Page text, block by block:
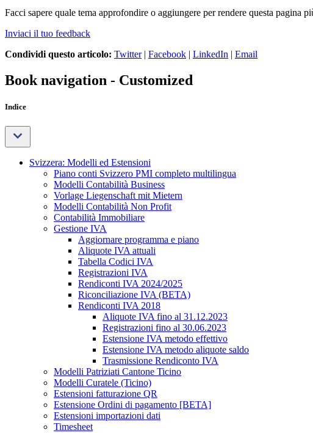
Facci sapere quale tema approfondire o aggiungere per rendere questa pagina
Inviaci il tuo feedback
Condividi questo articolo: Twitter| Facebook | LinkedIn | Email
Book navigation - Customized
Indice
Svizzera: Modelli ed Estensioni
Piano conti Svizzero PMI completo multilingua
Modelli Contabilità Business
Vorlage Liegenschaft mit Mietern
Modelli Contabilità Non Profit
Contabilità Immobiliare
Gestione IVA
Aggiornare programma e piano
Aliquote IVA attuali
Tabella Codici IVA
Registrazioni IVA
Rendiconti IVA 2024/2025
Riconciliazione IVA (BETA)
Rendiconti IVA 2018
Aliquote IVA fino al 31.12.2023
Registrazioni fino al 30.06.2023
Estensione IVA metodo effettivo
Estensione IVA metodo aliquote saldo
Trasmissione Rendiconto IVA
Modelli Patriziati Cantone Ticino
Modelli Curatele (Ticino)
Estensioni fatturazione QR
Estensione Ordini di pagamento [BETA]
Estensioni importazioni dati
Timesheet